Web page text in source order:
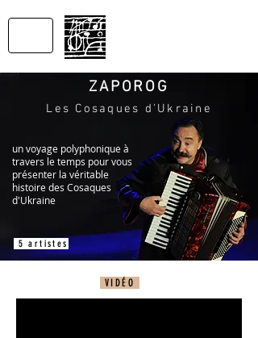
ZAPOROG
Les Cosaques d'Ukraine
un voyage polyphonique à
travers le temps pour vous
présenter la véritable
histoire des Cosaques
d'Ukraine
5 artistes
VIDÉO